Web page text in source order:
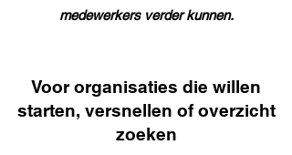
medewerkers verder kunnen.
Voor organisaties die willen
starten, versnellen of overzicht
zoeken